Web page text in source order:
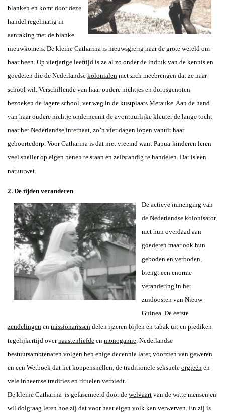
blanken en komt door deze
handel regelmatig in
aanraking met de blanke
nieuwkomers. De kleine Catharina is nieuwsgierig naar de grote wereld om
haar heen. Op vierjarige leeftijd is ze al zo onder de indruk van de kennis en
goederen die de Nederlandse kolonialen met zich meebrengen dat ze naar
school wil. Verschillende van haar oudere nichtjes en dorpsgenoten
bezoeken de lagere school, ver weg in de kustplaats Merauke. Aan de hand
van haar oudere nichtje onderneemt de avontuurlijke kleuter de lange tocht
naar het Nederlandse internaat , zo’n vier dagen lopen vanuit haar
geboortedorp. Voor Catharina is dat niet vreemd want Papua-kinderen leren
veel sneller op eigen benen te staan en zelfstandig te handelen. Dat is een
natuurwet.
2. De tijden veranderen
De actieve inmenging van
de Nederlandse kolonisator,
met hun overdaad aan
goederen maar ook hun
geboden en verboden,
brengt een enorme
verandering in het
zuidoosten van Nieuw-
Guinea. De eerste
zendelingen en missionarissen delen ijzeren bijlen en tabak uit en prediken
tegelijkertijd overnaastenliefde en monogamie. Nederlandse
bestuursambtenaren volgen hen enige decennia later, voorzien van geweren
en een Wetboek dat het koppensnellen, de traditionele seksuele orgieën en
vele inheemse tradities en rituelen verbiedt.
De kleine Catharina is gefascineerd door de welvaart van de witte mensen en
wil dolgraag leren hoe zij dat voor haar eigen volk kan verwerven. En zij is